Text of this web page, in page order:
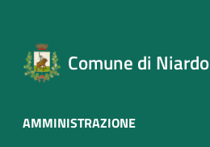
Comune di Niardo
AMMINISTRAZIONE